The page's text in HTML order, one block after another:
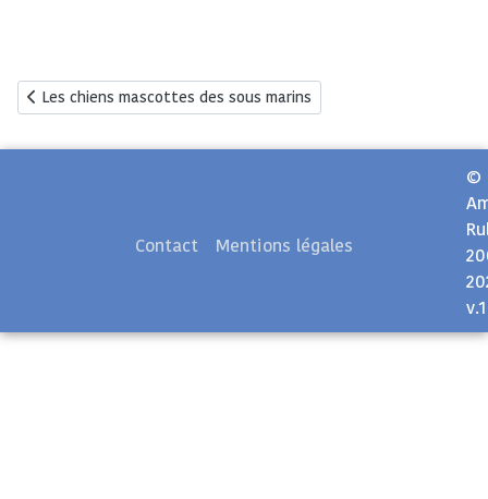
Article précédent : Les chiens mascottes des sous marins
Les chiens mascottes des sous marins
Contact Mentions légales
©